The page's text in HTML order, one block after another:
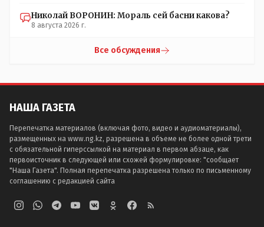
Николай ВОРОНИН: Мораль сей басни какова?
8 августа 2026 г.
Все обсуждения
НАША ГАЗЕТА
Перепечатка материалов (включая фото, видео и аудиоматериалы),
размещенных на www.ng.kz, разрешена в объеме не более одной трети
с обязательной гиперссылкой на материал в первом абзаце, как
первоисточник в следующей или схожей формулировке: "сообщает
"Наша Газета". Полная перепечатка разрешена только по письменному
соглашению с редакцией сайта